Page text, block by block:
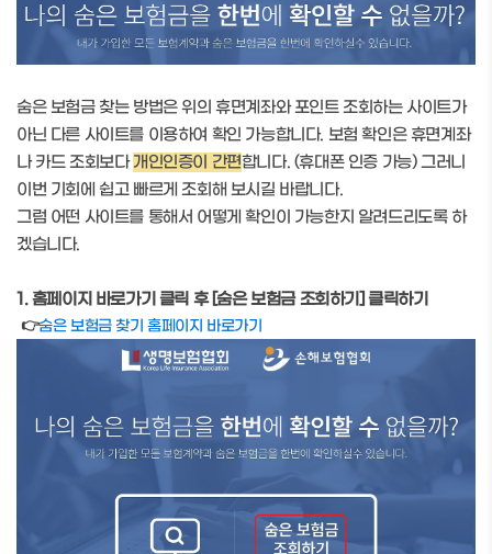
숨은 보험금 찾는 방법은 위의 휴면계좌와 포인트 조회하는 사이트가
아닌 다른 사이트를 이용하여 확인 가능합니다. 보험 확인은 휴면계좌
나 카드 조회보다개인인증이 간편합니다. (휴대폰 인증 가능) 그러니
이번 기회에 쉽고 빠르게 조회해 보시길 바랍니다.
그럼 어떤 사이트를 통해서 어떻게 확인이 가능한지 알려드리도록 하
겠습니다.
1. 홈페이지 바로가기 클릭 후 [숨은 보험금 조회하기] 클릭하기
👉숨은 보험금 찾기 홈페이지 바로가기